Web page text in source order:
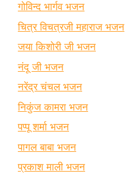
गोविन्द भार्गव भजन
चित्र विचत्रजी महाराज भजन
जया किशोरी जी भजन
नंदू जी भजन
नरेंद्र चंचल भजन
निकुंज कामरा भजन
पप्पू शर्मा भजन
पागल बाबा भजन
प्रकाश माली भजन